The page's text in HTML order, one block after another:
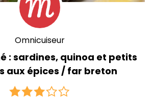
Omnicuiseur
: sardines, quinoa et petits
aux épices / far breton